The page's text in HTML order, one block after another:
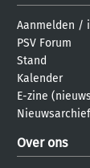
Aanmelden /
PSV Forum
Stand
Kalender
E-zine
Nieuwsarchief
Over ons